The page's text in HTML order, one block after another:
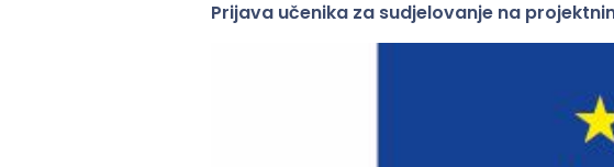
Prijava učenika za sudjelovanje na